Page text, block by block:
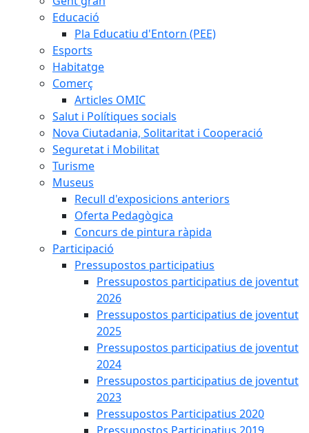
Educació
Pla Educatiu d'Entorn (PEE)
Esports
Habitatge
Comerç
Articles OMIC
Salut i Polítiques socials
Nova Ciutadania, Solitaritat i Cooperació
Seguretat i Mobilitat
Turisme
Museus
Recull d'exposicions anteriors
Oferta Pedagògica
Concurs de pintura ràpida
Participació
Pressupostos participatius
Pressupostos participatius de joventut
2026
Pressupostos participatius de joventut
2025
Pressupostos participatius de joventut
2024
Pressupostos participatius de joventut
2023
Pressupostos Participatius 2020